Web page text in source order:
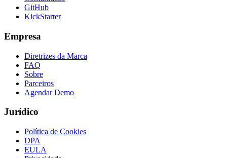
GitHub
KickStarter
Empresa
Diretrizes da Marca
FAQ
Sobre
Parceiros
Agendar Demo
Jurídico
Política de Cookies
DPA
EULA